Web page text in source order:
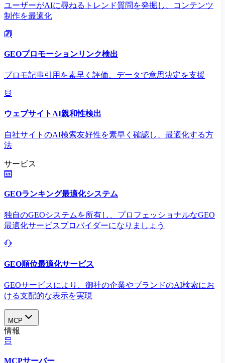
ユーザーがAIに尋ねるトレンド質問を発掘し、コンテンツ
制作を最適化
GEOプロモーションリンク検出
プロモ記事引用を素早く評価、データで意思決定を支援
ウェブサイトAI親和性検出
自社サイトのAI検索友好性を素早く確認し、最適化する方
法
サービス
GEOランキング最適化システム
独自のGEOシステムを所有し、プロフェッショナルなGEO
最適化サービスプロバイダーになりましょう
GEO順位最適化サービス
GEOサービスにより、御社の企業やブランドのAI検索にお
ける支配的な表示を実現​
MCP
情報
MCPサーバー